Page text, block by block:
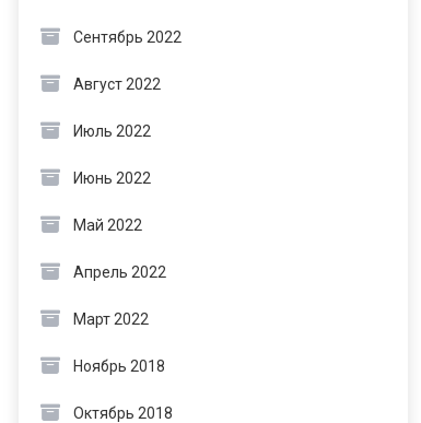
Сентябрь 2022
Август 2022
Июль 2022
Июнь 2022
Май 2022
Апрель 2022
Март 2022
Ноябрь 2018
Октябрь 2018